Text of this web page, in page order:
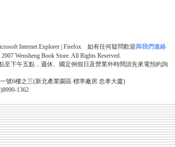
Internet Explorer | Firefox 如有任何疑問歡迎與我們連絡
Wensheng Book Store. All Rights Reserved.
至下午五點，週休、國定例假日及營業外時間請先來電預約詢
號6樓之三(新北產業園區 標準廠房 忠孝大廈)
1362